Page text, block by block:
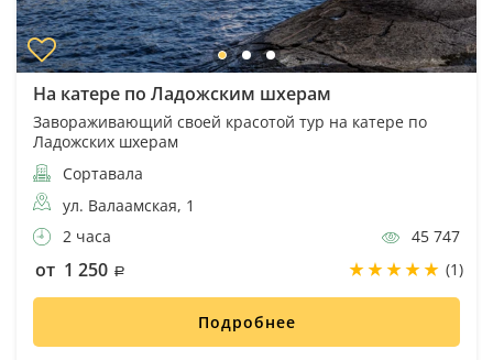
На катере по Ладожским шхерам
Завораживающий своей красотой тур на катере по
Ладожских шхерам
Сортавала
ул. Валаамская, 1
2 часа
45 747
от 1 250 (1)
Подробнее